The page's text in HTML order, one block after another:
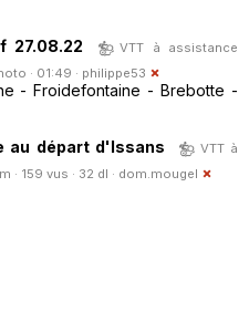
27.08.22
VTT à assistance
· 01:49 · philippe53
- Froidefontaine - Brebotte -
au départ d'Issans
VTT à
· 159 vus · 32 dl · dom.mougel